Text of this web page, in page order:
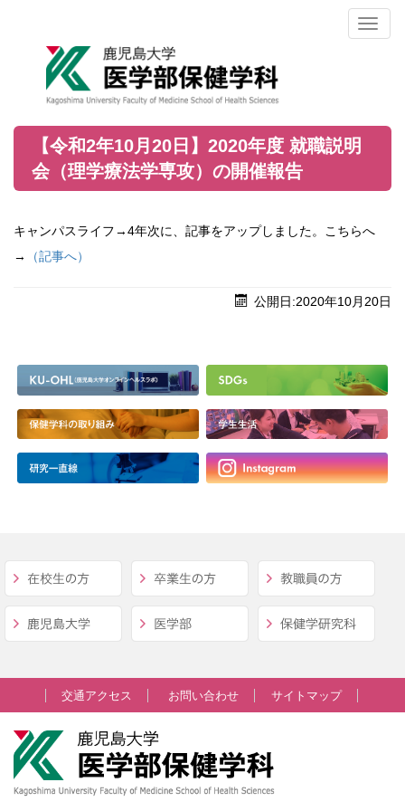
【令和2年10月20日】2020年度 就職説明
会（理学療法学専攻）の開催報告
キャンパスライフ→4年次に、記事をアップしました。こちらへ
→
（記事へ）
公開日:2020年10月20日
交通アクセス お問い合わせ サイトマップ